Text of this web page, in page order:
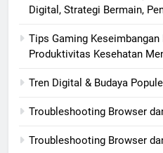
Digital, Strategi Bermain,
Tips Gaming
Produktivitas Kesehatan
Tren Digital & Budaya
Troubleshooting Browser
Troubleshooting Browser